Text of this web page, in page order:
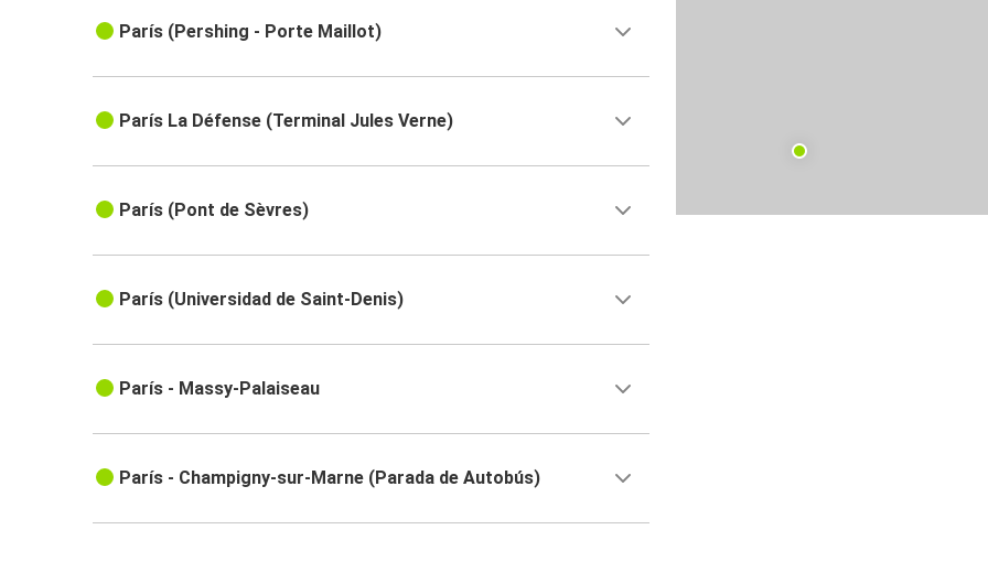
París (Pershing - Porte Maillot)
París La Défense (Terminal Jules Verne)
París (Pont de Sèvres)
París (Universidad de Saint-Denis)
París - Massy-Palaiseau
París - Champigny-sur-Marne (Parada de Autobús)